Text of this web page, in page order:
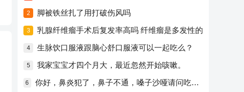
2 脚被铁丝扎了用打破伤风吗
3 乳腺纤维瘤手术后复发率高吗 纤维瘤是多发性的
4 生脉饮口服液跟脑心舒口服液可以一起吃么？
5 我家宝宝才四个月大，最近忽然开始咳嗽。
6 你好，鼻炎犯了，鼻子不通，嗓子沙哑请问吃什么药比较好？